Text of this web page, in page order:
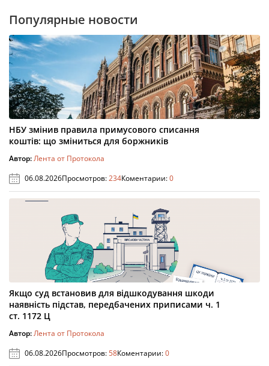
Популярные новости
НБУ змінив правила примусового списання
коштів: що зміниться для боржників
Автор:Лента от Протокола
06.08.2026Просмотров:234Коментарии:0
Якщо суд встановив для відшкодування шкоди
наявність підстав, передбачених приписами ч. 1
ст. 1172 Ц
Автор:Лента от Протокола
06.08.2026Просмотров:58Коментарии:0